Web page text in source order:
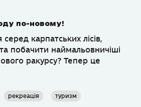
по-новому!
карпатських лісів,
та побачити наймальовничіші
ракурсу? Тепер це
рекреація туризм